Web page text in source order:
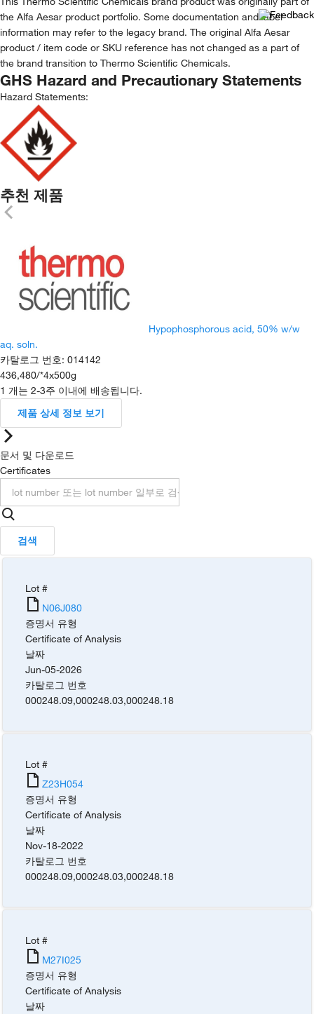
the Alfa Aesar product portfolio. Some documentation and label
information may refer to the legacy brand. The original Alfa Aesar
product / item code or SKU reference has not changed as a part of
the brand transition to Thermo Scientific Chemicals.
GHS Hazard and Precautionary Statements
Hazard Statements:
추천 제품
Hypophosphorous acid, 50% w/w
aq. soln.
카탈로그 번호: 014142
436,480/*4x500g
1 개는 2-3주 이내에 배송됩니다.
제품 상세 정보 보기
문서 및 다운로드
Certificates
검색
Lot #
N06J080
증명서 유형
Certificate of Analysis
날짜
Jun-05-2026
카탈로그 번호
000248.09,000248.03,000248.18
Lot #
Z23H054
증명서 유형
Certificate of Analysis
날짜
Nov-18-2022
카탈로그 번호
000248.09,000248.03,000248.18
Lot #
M27I025
증명서 유형
Certificate of Analysis
날짜